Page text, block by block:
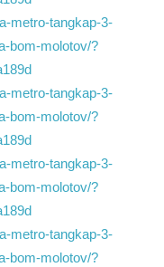
metro-tangkap-3-
bom-molotov/?
metro-tangkap-3-
bom-molotov/?
metro-tangkap-3-
bom-molotov/?
metro-tangkap-3-
bom-molotov/?